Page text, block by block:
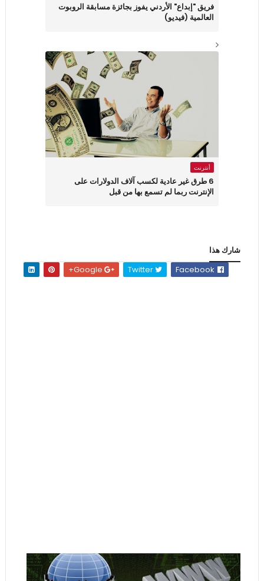
فريق "إبداع" الأردني يفوز بجائزة مسابقة الروبوت
العالمية (فيديو)
أنترنت
6 طرق غير عادية لكسب آلاف الدولارات على
الإنترنت ربما لم تسمع بها من قبل
شارك هذا
Twitter